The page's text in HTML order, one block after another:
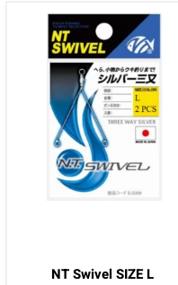
NT Swivel SIZE L